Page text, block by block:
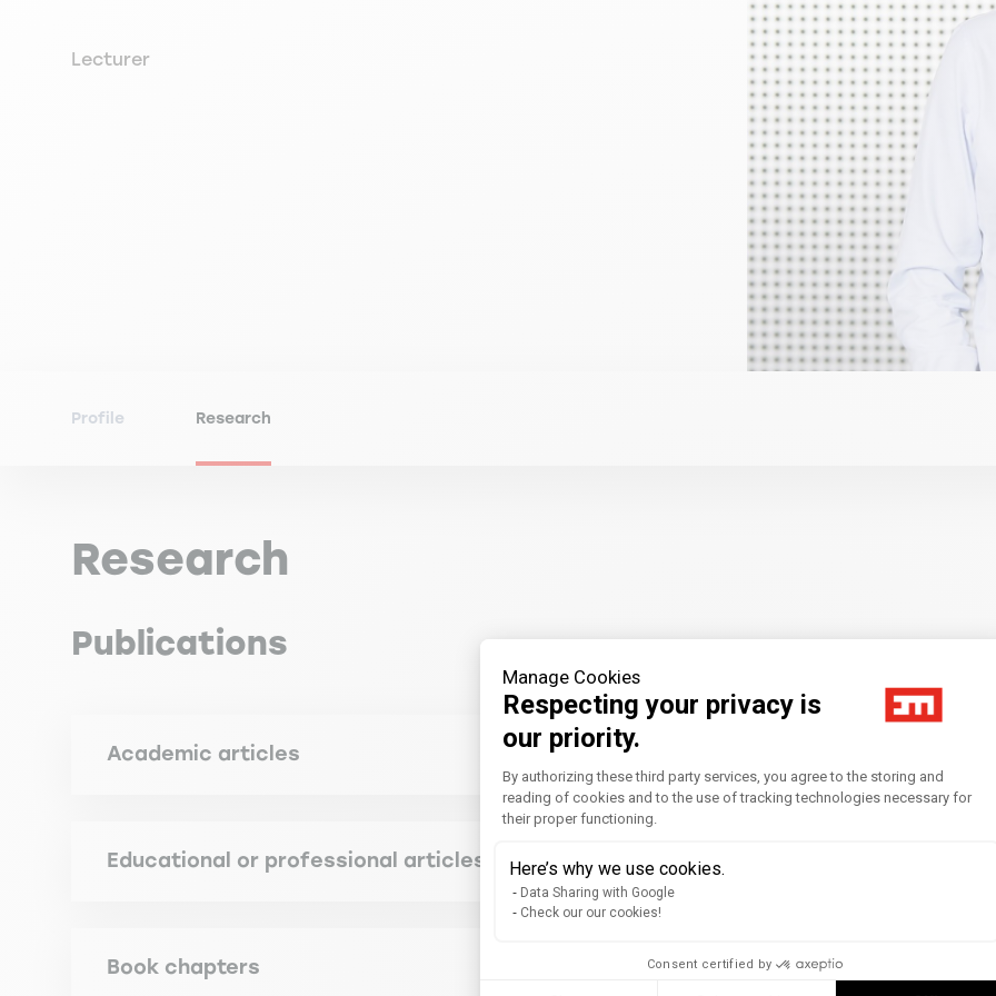
Manage Cookies
Respecting your privacy is
our priority.
Consent Management Platform:
By authorizing these third party services, you agree to the storing and
reading of cookies and to the use of tracking technologies necessary for
their proper functioning.
Here’s why we use cookies.
Data Sharing with Google
Check our our cookies!
Consent certified by
Lecturer
Profile Research
Research
Publications
Academic articles
NANOPOULOS P., WALLISER B. (2002). Déterminants et importance de l'association durable des sponsors à
Educational or professional articles
NANOPOULOS P. (2019). Big Data ou Smart Data?. Survey Magazine, 2
Book chapters